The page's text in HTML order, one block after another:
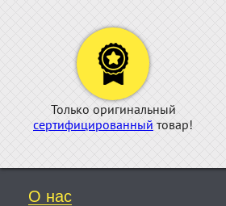
Только оригинальный
сертифицированный товар!
О нас